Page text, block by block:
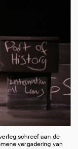
schreef aan de
vergadering van